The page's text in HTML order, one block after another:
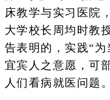
床教学与实习医院
大学校长周均时教
告表明的，实践“
宜宾人之意愿，可
人们看病就医问题。